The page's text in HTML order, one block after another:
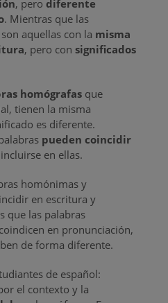
, pero diferente
. Mientras que las
aquellas con la misma
, pero con significados
homógrafasque
tienen la misma
es diferente.
pueden coincidir
en ellas.
homónimas y
en escritura y
que las palabras
en pronunciación,
de forma diferente.
de español:
el contexto y la